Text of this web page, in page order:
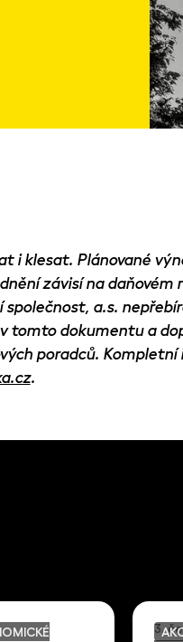
i klesat. Plánované
závisí na daňovém
a.s.
tomto dokumentu a
poradců.
.
3.